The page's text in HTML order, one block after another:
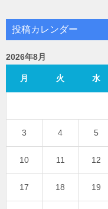
投稿カレンダー
2026年8月
月 火 水
3 4 5
10 11 12
17 18 19